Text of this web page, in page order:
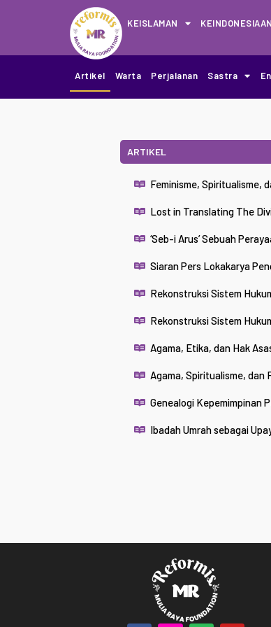
KEISLAMAN KEINDONESIAAN
Artikel Warta Perjalanan Sastra
ARTIKEL
Feminisme, Spiritualisme,
Lost in Translating The
‘Seb-i Arus’ Sebuah
Siaran Pers Lokakarya
Rekonstruksi Sistem
Rekonstruksi Sistem
Agama, Etika, dan Hak
Agama, Spiritualisme, dan
Genealogi Kepemimpinan
Ibadah Umrah sebagai